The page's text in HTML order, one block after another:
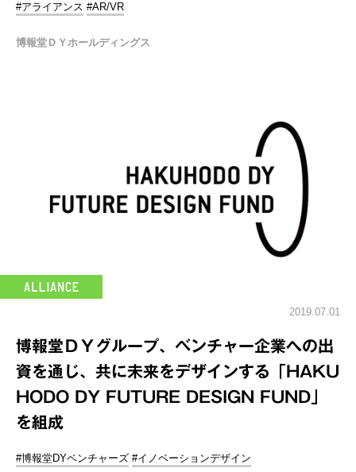
#アライアンス #AR/VR
博報堂ＤＹホールディングス
2019.07.01
博報堂ＤＹグループ、ベンチャー企業への出
資を通じ、共に未来をデザインする「HAKU
HODO DY FUTURE DESIGN FUND」
を組成
#博報堂DYベンチャーズ #イノベーションデザイン